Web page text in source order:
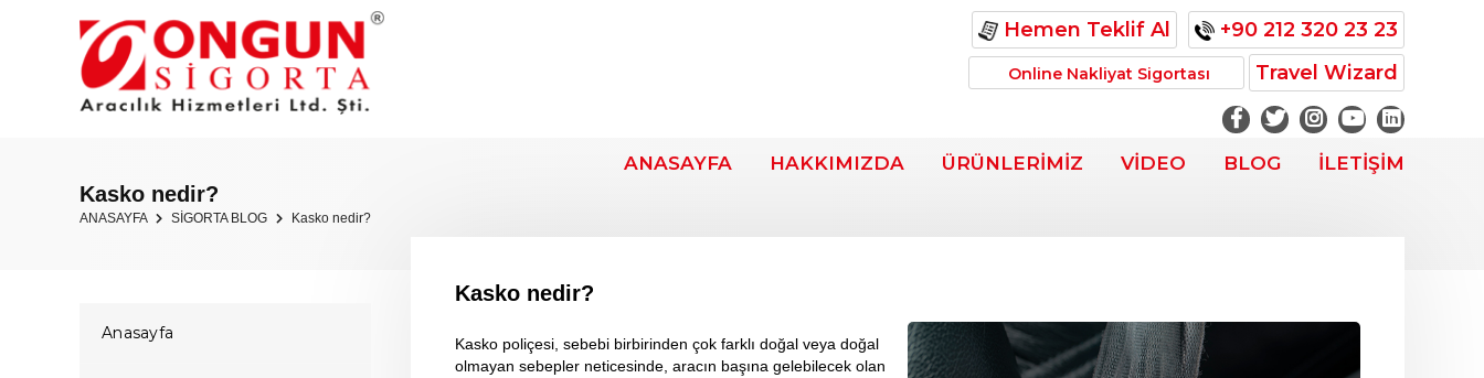
+90 212 320 23 23
Hemen Teklif Al
Online Nakliyat Sigortası Travel Wizard
ANASAYFA HAKKIMIZDA ÜRÜNLERİMİZ VİDEO BLOG İLETİŞİM
Kasko nedir?
ANASAYFA SİGORTA BLOG Kasko nedir?
Kasko nedir?
Kasko poliçesi, sebebi birbirinden çok farklı doğal veya doğal
olmayan sebepler neticesinde, aracın başına gelebilecek olan
Anasayfa